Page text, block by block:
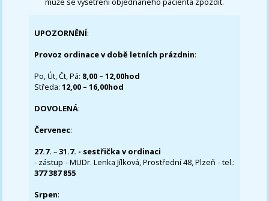
UPOZORNĚNÍ:
Provoz ordinace v době letních prázdnin:
Po, Út, Čt, Pá: 8,00 – 12,00hod
Středa:12,00 – 16,00hod
DOVOLENÁ:
Červenec:
27.7.–31.7. - sestřička v ordinaci
- zástup - MUDr. Lenka Jílková, Prostřední 48, Plzeň - tel.:
377 387 855
Srpen: